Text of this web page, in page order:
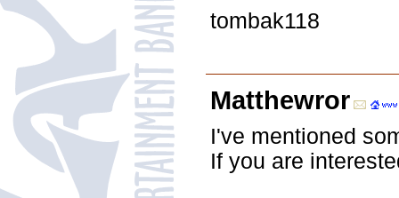
tombak118
Matthewror
I've mentioned
If you are